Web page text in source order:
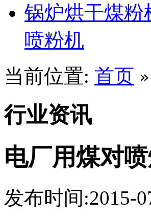
锅炉烘干煤粉
喷粉机
当前位置: 首页 »
行业资讯
电厂用煤对
发布时间:2015-